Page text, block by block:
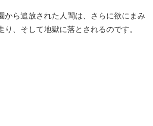
から追放された人間は、さらに欲にまみ
り、そして地獄に落とされるのです。